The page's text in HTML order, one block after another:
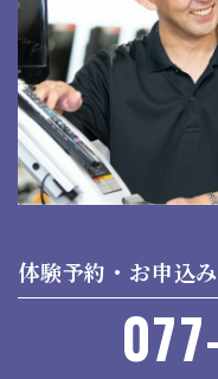
体験予約・お申込